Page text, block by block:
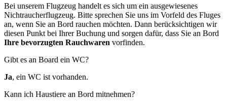
Bei unserem Flugzeug handelt es sich um ein ausgewiesenes
Nichtraucherflugzeug. Bitte sprechen Sie uns im Vorfeld des Fluges
an, wenn Sie an Bord rauchen möchten. Dann berücksichtigen wir
diesen Punkt bei Ihrer Buchung und sorgen dafür, dass Sie an Bord
Ihre bevorzugten Rauchwaren vorfinden.
Gibt es an Board ein WC?
Ja, ein WC ist vorhanden.
Kann ich Haustiere an Bord mitnehmen?